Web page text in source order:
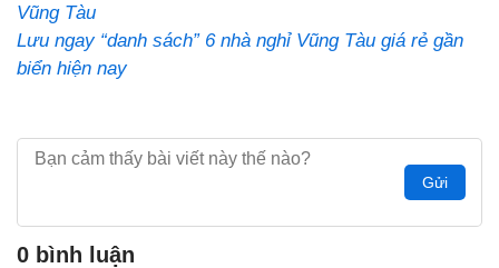
Vũng Tàu
Lưu ngay “danh sách” 6 nhà nghỉ Vũng Tàu giá rẻ gần
biển hiện nay
Gửi
0 bình luận